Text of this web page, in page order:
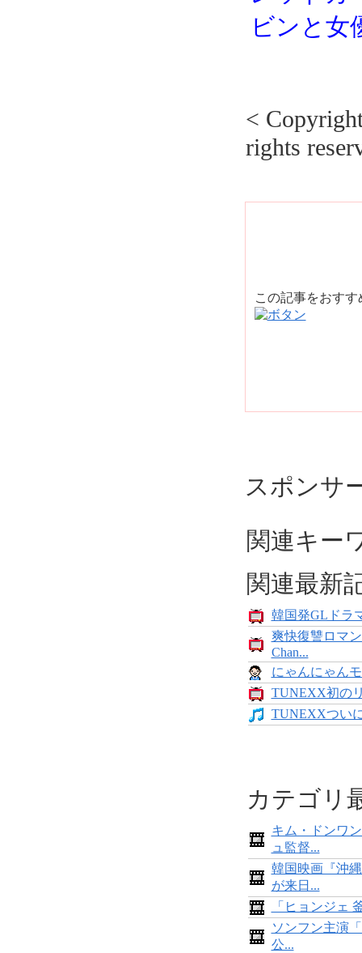
ビンと女
<
rights
この記事をおす
スポンサ
関連キー
関連最新
韓国発GLドラ
爽快復讐ロマ
Chan...
にゃんにゃん
TUNEXX初の
TUNEXXつい
カテゴリ
キム・ドンワ
ュ監督...
韓国映画『沖
が来日...
「ヒョンジェ
ソンフン主演
公...